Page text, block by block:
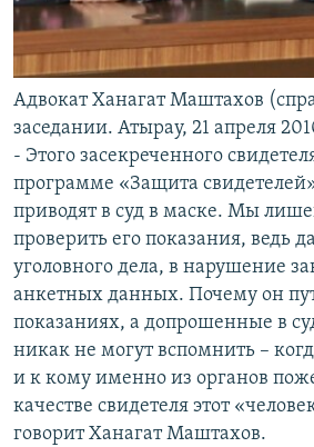
Адвокат Ханагат Маштахов
заседании. Атырау, 21 апреля
- Этого засекреченного
программе «Защита
приводят в суд в маске. Мы
проверить его показания, ведь
уголовного дела, в нарушение
анкетных данных. Почему он
показаниях, а допрошенные в
никак не могут вспомнить –
и к кому именно из органов
качестве свидетеля этот
говорит Ханагат Маштахов.